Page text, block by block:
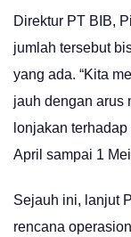
Direktur PT BIB,
jumlah tersebut
yang ada. “Kita
jauh dengan arus
lonjakan
April sampai 1
Sejauh ini, lanjut
rencana